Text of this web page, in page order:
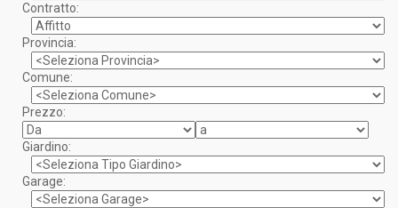
Contratto:
Provincia:
Comune:
Prezzo:
Giardino:
Garage: